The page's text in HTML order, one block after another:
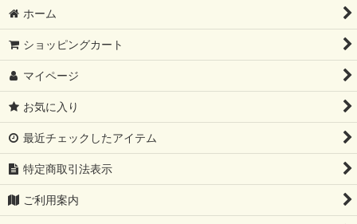
ホーム
ショッピングカート
マイページ
お気に入り
最近チェックしたアイテム
特定商取引法表示
ご利用案内